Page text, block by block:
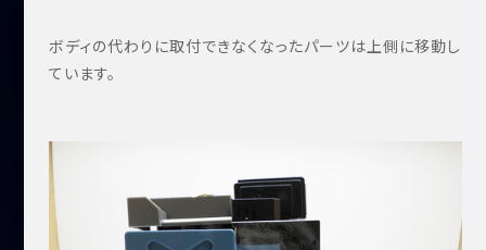
ボディの代わりに取付できなくなったパーツは上側に移動し
ています。